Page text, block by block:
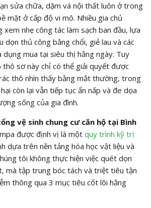
sửa chữa, dặm vá nội thất luôn ở trong
mặt ở cấp độ vi mô. Nhiều gia chủ
nhẹ công tác làm sạch ban đầu, lựa
dọn thủ công bằng chổi, giẻ lau và các
dụng mua tại siêu thị hằng ngày. Tuy
thô sơ này chỉ có thể giải quyết được
thô nhìn thấy bằng mắt thường, trong
còn lại vẫn tiếp tục ẩn nấp và đe dọa
sống của gia đình.
vệ sinh chung cư căn hộ tại Bình
được định vị là một quy trình kỹ trị
dựa trên nền tảng hóa học vật liệu và
tôi không thực hiện việc quét dọn
mà tập trung bóc tách và triệt tiêu tận
thông qua 3 mục tiêu cốt lõi hằng